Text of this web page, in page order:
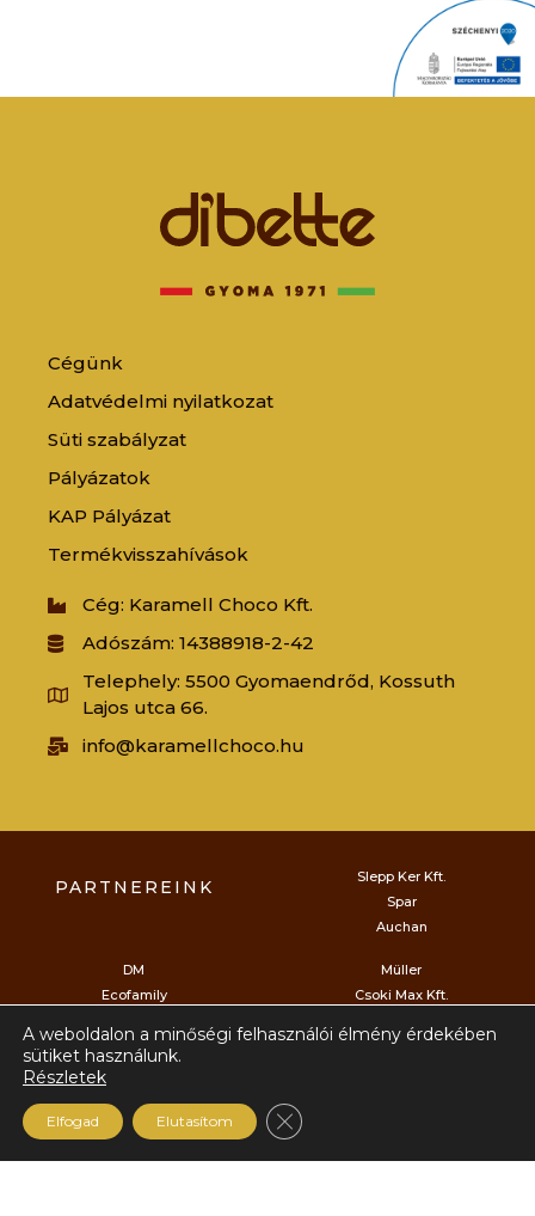
Cégünk
Adatvédelmi nyilatkozat
Süti szabályzat
Pályázatok
KAP Pályázat
Termékvisszahívások
Cég: Karamell Choco Kft.
Adószám: 14388918-2-42
Telephely: 5500 Gyomaendrőd, Kossuth
Lajos utca 66.
info@karamellchoco.hu
PARTNEREINK
Slepp Ker Kft.
Spar
Auchan
DM
Ecofamily
Müller
Csoki Max Kft.
CBA
Kifli.hu
A weboldalon a minőségi felhasználói élmény érdekében
sütiket használunk.
Részletek
Elfogad Elutasítom Close GDPR Cookie